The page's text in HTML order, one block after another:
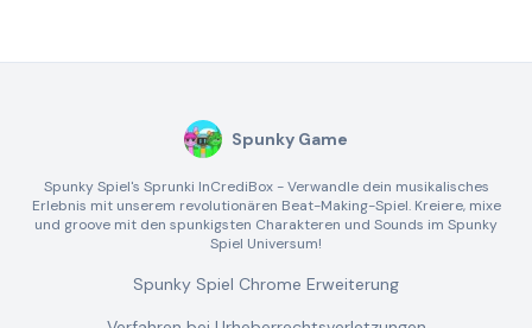
Spunky Game
Spunky Spiel's Sprunki InCrediBox - Verwandle dein musikalisches
Erlebnis mit unserem revolutionären Beat-Making-Spiel. Kreiere, mixe
und groove mit den spunkigsten Charakteren und Sounds im Spunky
Spiel Universum!
Spunky Spiel Chrome Erweiterung